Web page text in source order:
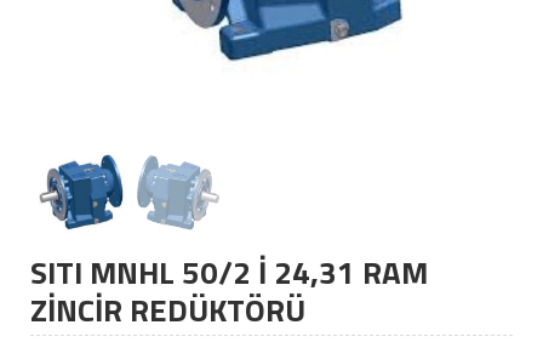
SITI MNHL 50/2 İ 24,31 RAM
ZİNCİR REDÜKTÖRÜ